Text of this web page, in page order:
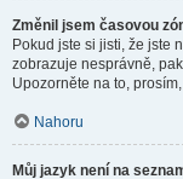
Změnil jsem časovou
Pokud jste si jisti, že jste
zobrazuje nesprávně,
Upozorněte na to,
Nahoru
Můj jazyk není na